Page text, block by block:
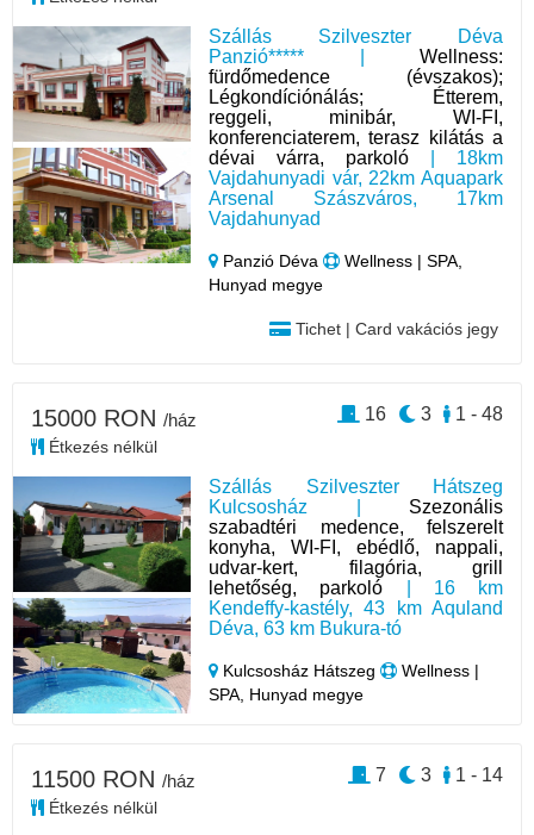
Szállás Szilveszter Déva
Panzió***** | Wellness:
fürdőmedence (évszakos);
Légkondíciónálás; Étterem,
reggeli, minibár, WI-FI,
konferenciaterem, terasz kilátás a
dévai várra, parkoló | 18km
Vajdahunyadi vár, 22km Aquapark
Arsenal Szászváros, 17km
Vajdahunyad
Panzió Déva
Wellness | SPA,
Hunyad megye
Tichet | Card vakációs jegy
Szállás Szilveszter Hátszeg
Kulcsosház | Szezonális
szabadtéri medence, felszerelt
konyha, WI-FI, ebédlő, nappali,
udvar-kert, filagória, grill
lehetőség, parkoló | 16 km
Kendeffy-kastély, 43 km Aquland
Déva, 63 km Bukura-tó
Kulcsosház Hátszeg
Wellness |
SPA, Hunyad megye
15000 RON /ház
Étkezés nélkül
1 - 48
3
16
11500 RON /ház
Étkezés nélkül
1 - 14
3
7